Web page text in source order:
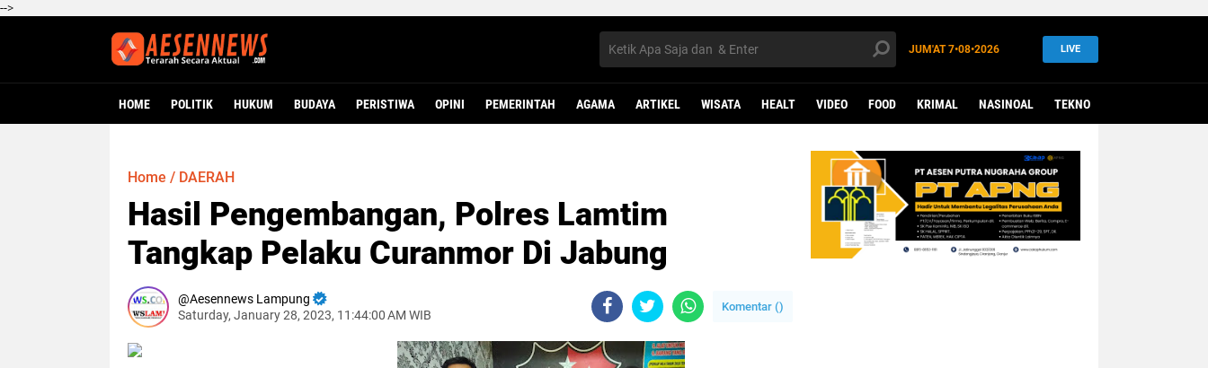
-->
JUM'AT7•08•2026 LIVE
HOME POLITIK HUKUM BUDAYA PERISTIWA OPINI PEMERINTAH AGAMA ARTIKEL WISATA HEALT VIDEO FOOD KRIMAL NASINOAL TEKNO
Home / DAERAH
Hasil Pengembangan, Polres Lamtim
Tangkap Pelaku Curanmor Di Jabung
Aesennews Lampung
Saturday, January 28, 2023, 11:44:00 AM WIB
Komentar ()